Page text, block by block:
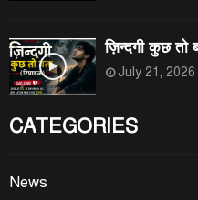
ज़िन्दगी कुछ
July 21, 2026
CATEGORIES
News